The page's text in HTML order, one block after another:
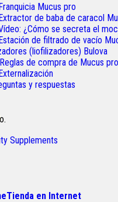
Mucus pro
de baba de caracol
¿Cómo se secreta el
de filtrado de vacío
(liofilizadores) Bulova
Reglas de compra de Mucus pro
y respuestas
Supplements
Tienda en Internet